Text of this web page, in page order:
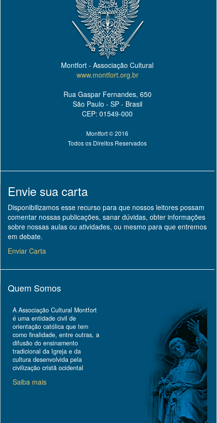
Montfort - Associação Cultural
www.montfort.org.br
Rua Gaspar Fernandes, 650
São Paulo - SP - Brasil
CEP: 01549-000
Montfort © 2016
Todos os Direitos Reservados
Envie sua carta
Disponibilizamos esse recurso para que nossos leitores possam
comentar nossas publicações, sanar dúvidas, obter informações
sobre nossas aulas ou atividades, ou mesmo para que entremos
em debate.
Enviar Carta
Quem Somos
A Associação Cultural Montfort
é uma entidade civil de
orientação católica que tem
como finalidade, entre outras, a
difusão do ensinamento
tradicional da Igreja e da
cultura desenvolvida pela
civilização cristã ocidental
Saiba mais